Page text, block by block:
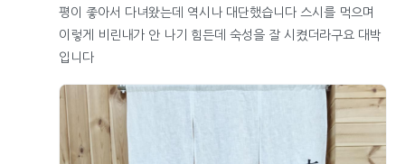
평이 좋아서 다녀왔는데 역시나 대단했습니다 스시를 먹으며
이렇게 비린내가 안 나기 힘든데 숙성을 잘 시켰더라구요 대박
입니다